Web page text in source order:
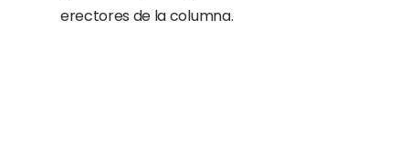
erectores de la columna.